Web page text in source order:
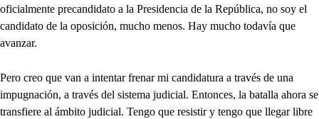
oficialmente precandidato a la Presidencia de la República, no soy el
candidato de la oposición, mucho menos. Hay mucho todavía que
avanzar.
Pero creo que van a intentar frenar mi candidatura a través de una
impugnación, a través del sistema judicial. Entonces, la batalla ahora se
transfiere al ámbito judicial. Tengo que resistir y tengo que llegar libre